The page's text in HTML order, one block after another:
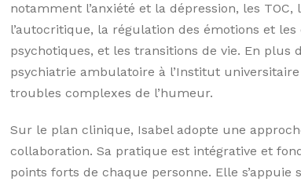
notamment l’anxiété et la dépression, les
l’autocritique, la régulation des émotions et
psychotiques, et les transitions de vie. En plus
psychiatrie ambulatoire à l’Institut
troubles complexes de l’humeur.
Sur le plan clinique, Isabel adopte une
collaboration. Sa pratique est intégrative et
points forts de chaque personne. Elle